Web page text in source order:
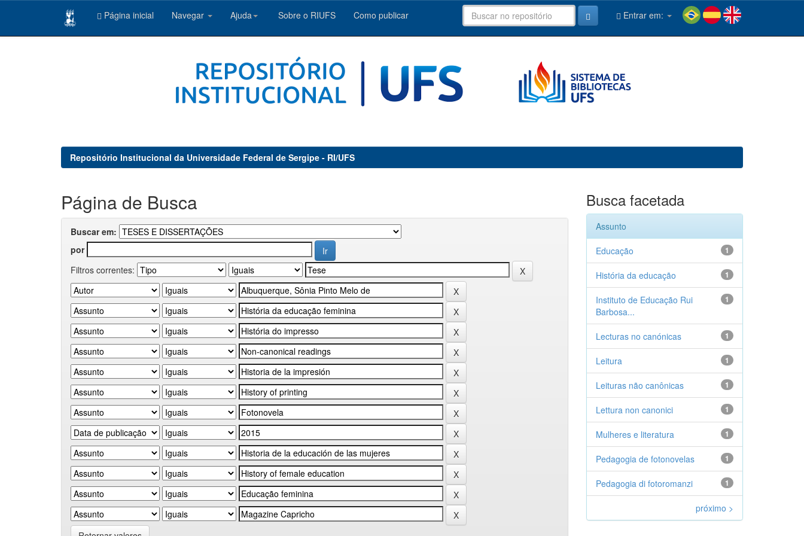
Página inicial Navegar Ajuda Sobre o RIUFS Como publicar Entrar em:
Repositório Institucional da Universidade Federal de Sergipe - RI/UFS
Página de Busca
Buscar em:
por
Filtros correntes:
Busca facetada
Assunto
1
Educação
1
História da educação
1
Instituto de Educação Rui
Barbosa...
1
Lecturas no canónicas
1
Leitura
1
Leituras não canônicas
1
Lettura non canonici
1
Mulheres e literatura
1
Pedagogia de fotonovelas
1
Pedagogia di fotoromanzi
próximo >